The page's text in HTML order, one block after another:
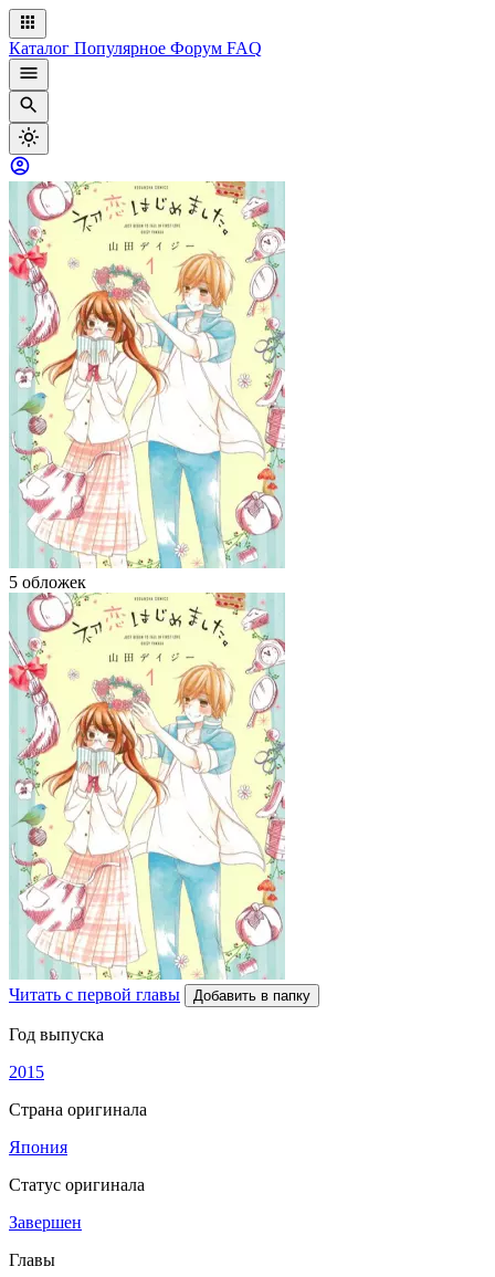
Каталог Популярное Форум FAQ
5 обложек
Читать с первой главы Добавить в папку
Год выпуска
2015
Страна оригинала
Япония
Статус оригинала
Завершен
Главы